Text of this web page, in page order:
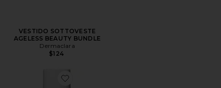
VESTIDO SOTTOVESTE
AGELESS BEAUTY BUNDLE
Dermaclara
$124
Favorite LIMPADOR PATCH PATCH PREP CLEANSER